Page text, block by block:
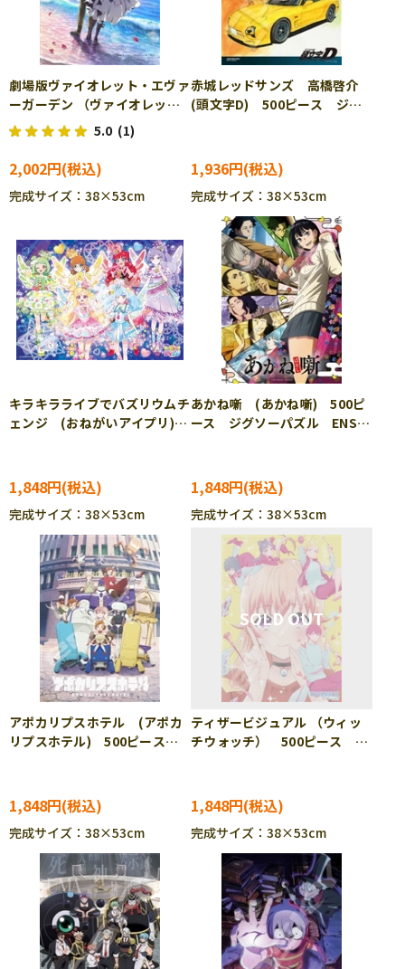
劇場版ヴァイオレット・エヴァ
ーガーデン （ヴァイオレッ
ト・エヴァーガーデン） 600
ピース ジグソーパズル
BEV-66-172
5.0 (1)
2,002円
完成サイズ：38×53cm
赤城レッドサンズ 高橋啓介
(頭文字D) 500ピース ジグ
1,936円
完成サイズ：38×53cm
キラキラライブでバズリウムチ
ェンジ (おねがいアイプリ)
1,848円
完成サイズ：38×53cm
あかね噺 (あかね噺) 500ピ
ース ジグソーパズル ENS-
1,848円
完成サイズ：38×53cm
アポカリプスホテル (アポカ
リプスホテル) 500ピース
1,848円
完成サイズ：38×53cm
ティザービジュアル （ウィッ
チウォッチ） 500ピース ジ
1,848円
完成サイズ：38×53cm